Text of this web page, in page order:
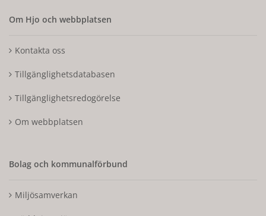
Om Hjo och webbplatsen
Kontakta oss
Tillgänglighetsdatabasen
Tillgänglighetsredogörelse
Om webbplatsen
Bolag och kommunalförbund
Miljösamverkan